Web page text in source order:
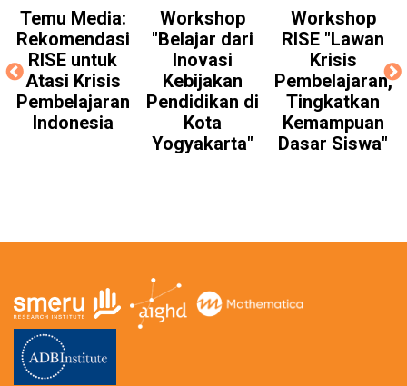
Temu Media:
Rekomendasi
RISE untuk
Atasi Krisis
Pembelajaran
Indonesia
Workshop
"Belajar dari
Inovasi
Kebijakan
Pendidikan di
Kota
Yogyakarta"
Workshop
RISE "Lawan
Krisis
Pembelajaran,
Tingkatkan
Kemampuan
Dasar Siswa"